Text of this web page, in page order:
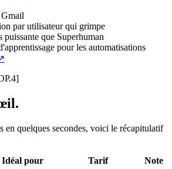
par utilisateur qui grimpe
puissante que Superhuman
pour les automatisations
en quelques secondes, voici le récapitulatif
Idéal pour Tarif Note